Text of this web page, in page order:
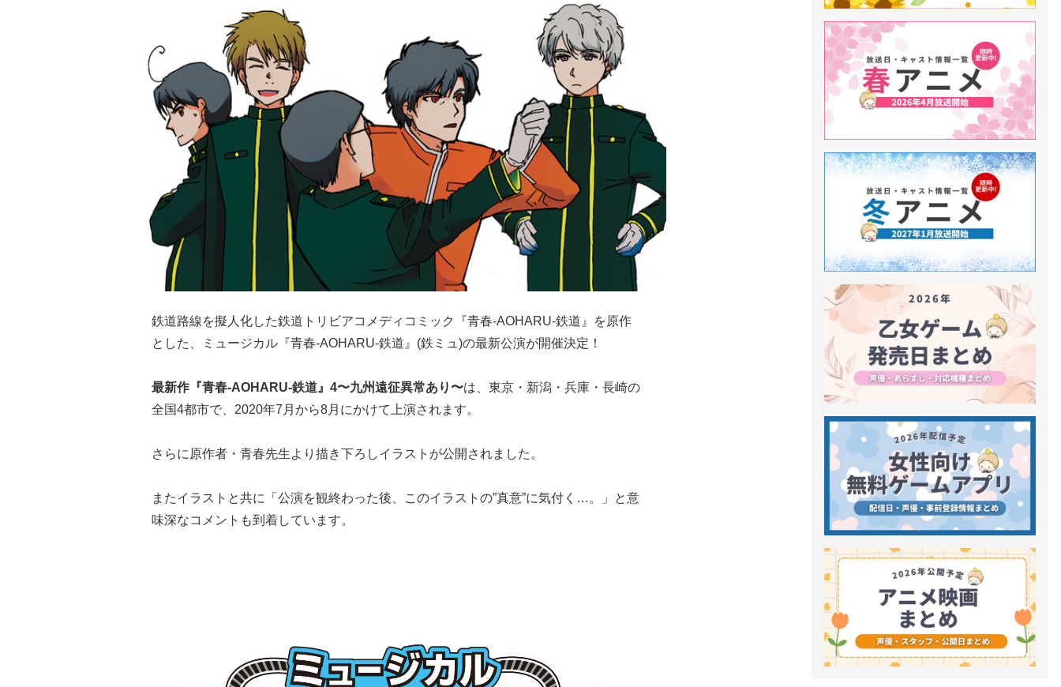
鉄道路線を擬人化した鉄道トリビアコメディコミック『青春-AOHARU-鉄道』を原作
とした、ミュージカル『青春-AOHARU-鉄道』(鉄ミュ)の最新公演が開催決定！
最新作『青春-AOHARU-鉄道』4〜九州遠征異常あり〜は、東京・新潟・兵庫・長崎の
全国4都市で、2020年7月から8月にかけて上演されます。
さらに原作者・青春先生より描き下ろしイラストが公開されました。
またイラストと共に「公演を観終わった後、このイラストの”真意”に気付く…。」と意
味深なコメントも到着しています。